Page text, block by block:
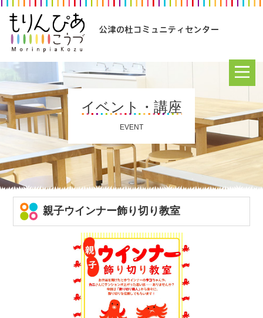
イベント・講座
EVENT
親子ウインナー飾り切り教室